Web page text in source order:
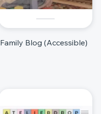
Family Blog (Accessible)